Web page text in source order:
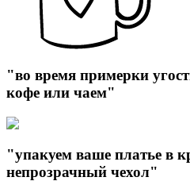
"во время примерки
кофе или чаем"
"упакуем ваше платье в
непрозрачный чехол"